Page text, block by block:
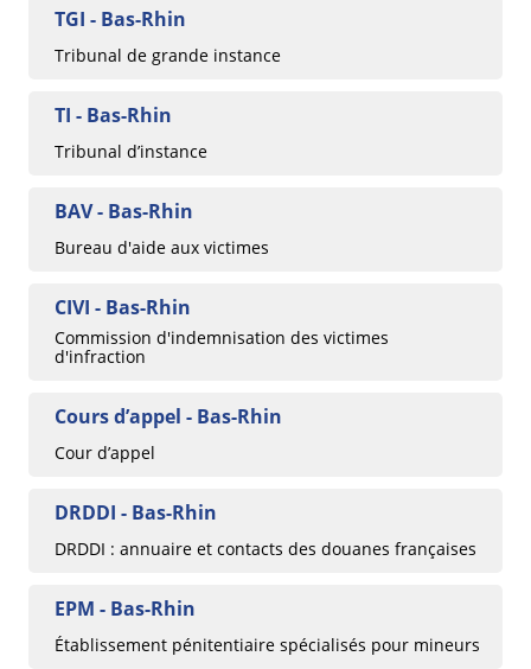
TGI - Bas-Rhin
Tribunal de grande instance
TI - Bas-Rhin
Tribunal d’instance
BAV - Bas-Rhin
Bureau d'aide aux victimes
CIVI - Bas-Rhin
Commission d'indemnisation des victimes
d'infraction
Cours d’appel - Bas-Rhin
Cour d’appel
DRDDI - Bas-Rhin
DRDDI : annuaire et contacts des douanes françaises
EPM - Bas-Rhin
Établissement pénitentiaire spécialisés pour mineurs